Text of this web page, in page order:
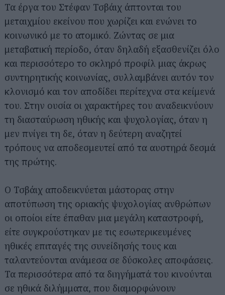
Τα έργα του Στέφαν Τσβάιχ άπτονται του
μεταιχμίου εκείνου που χωρίζει και ενώνει το
κοινωνικό με το ατομικό. Ζώντας σε μια
μεταβατική περίοδο, όταν δηλαδή εξασθενίζει όλο
και περισσότερο το σκληρό προφίλ μιας άκρως
συντηρητικής κοινωνίας, συλλαμβάνει αυτόν τον
κλονισμό και τον αποδίδει περίτεχνα στα κείμενά
του. Στην ουσία οι χαρακτήρες του αναδεικνύουν
τη διασταύρωση ηθικής και ψυχολογίας, όταν η
μεν πνίγει τη δε, όταν η δεύτερη αναζητεί
τρόπους να αποδεσμευτεί από τα αυστηρά δεσμά
της πρώτης.
Ο Τσβάιχ αποδεικνύεται μάστορας στην
αποτύπωση της οριακής ψυχολογίας ανθρώπων
οι οποίοι είτε έπαθαν μια μεγάλη καταστροφή,
είτε συγκρούστηκαν με τις εσωτερικευμένες
ηθικές επιταγές της συνείδησής τους και
ταλαντεύονται ανάμεσα σε δύσκολες αποφάσεις.
Τα περισσότερα από τα διηγήματά του κινούνται
σε ηθικά διλήμματα, που διαμορφώνουν